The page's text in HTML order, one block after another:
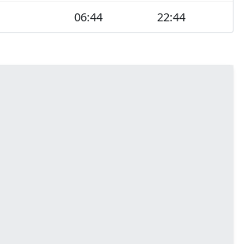
06:44 22:44